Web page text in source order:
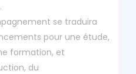
se traduira
pour une étude,
formation, et
du